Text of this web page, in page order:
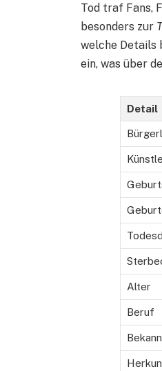
Tod traf Fans,
besonders zur
welche Details
ein, was über
Detail
Alter
Beruf